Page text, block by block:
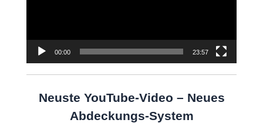
00:00 23:57
Neuste YouTube-Video – Neues
Abdeckungs-System